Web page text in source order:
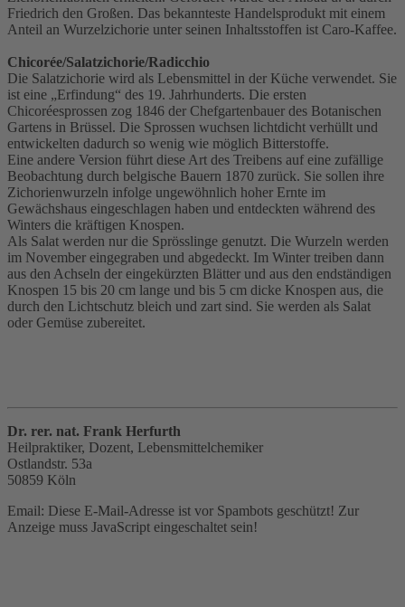
Friedrich den Großen. Das bekannteste Handelsprodukt mit einem
Anteil an Wurzelzichorie unter seinen Inhaltsstoffen ist Caro-Kaffee.
Chicorée/Salatzichorie/Radicchio
Die Salatzichorie wird als Lebensmittel in der Küche verwendet. Sie
ist eine „Erfindung“ des 19. Jahrhunderts. Die ersten
Chicoréesprossen zog 1846 der Chefgartenbauer des Botanischen
Gartens in Brüssel. Die Sprossen wuchsen lichtdicht verhüllt und
entwickelten dadurch so wenig wie möglich Bitterstoffe.
Eine andere Version führt diese Art des Treibens auf eine zufällige
Beobachtung durch belgische Bauern 1870 zurück. Sie sollen ihre
Zichorienwurzeln infolge ungewöhnlich hoher Ernte im
Gewächshaus eingeschlagen haben und entdeckten während des
Winters die kräftigen Knospen.
Als Salat werden nur die Sprösslinge genutzt. Die Wurzeln werden
im November eingegraben und abgedeckt. Im Winter treiben dann
aus den Achseln der eingekürzten Blätter und aus den endständigen
Knospen 15 bis 20 cm lange und bis 5 cm dicke Knospen aus, die
durch den Lichtschutz bleich und zart sind. Sie werden als Salat
oder Gemüse zubereitet.
Dr. rer. nat. Frank Herfurth
Heilpraktiker, Dozent, Lebensmittelchemiker
Ostlandstr. 53a
50859 Köln
Email: Diese E-Mail-Adresse ist vor Spambots geschützt! Zur
Anzeige muss JavaScript eingeschaltet sein!